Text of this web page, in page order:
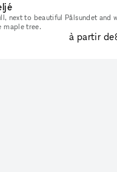
next to beautiful Pålsundet and
maple tree.
à partir de